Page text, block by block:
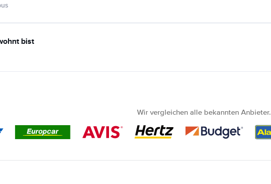
bist
Wir vergleichen alle bekannten Anbieter.